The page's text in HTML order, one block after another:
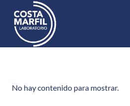
No hay contenido para mostrar.